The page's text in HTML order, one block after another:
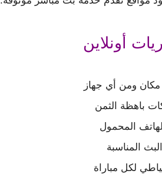
أونلاين
ومن أي جهاز
باهظة الثمن
المحمول
المناسبة
لكل مباراة